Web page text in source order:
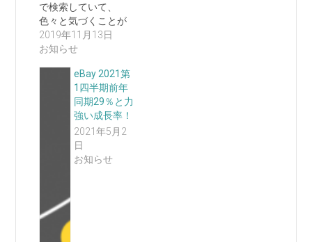
で検索していて、
色々と気づくことが
あ…
2019年11月13日
お知らせ
eBay 2021第
1四半期前年
同期29％と力
強い成長率！
2021年5月2
日
お知らせ